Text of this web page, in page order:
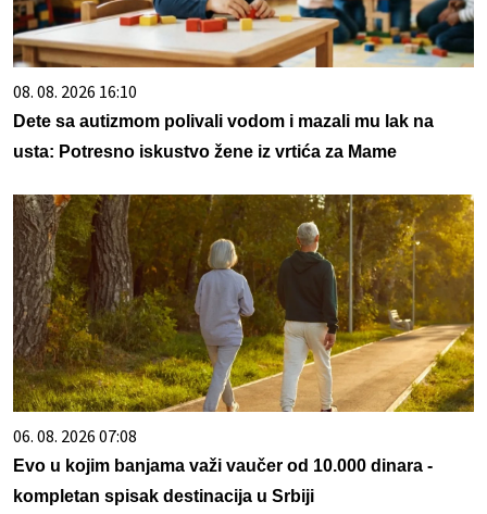
08. 08. 2026 16:10
Dete sa autizmom polivali vodom i mazali mu lak na
usta: Potresno iskustvo žene iz vrtića za Mame
06. 08. 2026 07:08
Evo u kojim banjama važi vaučer od 10.000 dinara -
kompletan spisak destinacija u Srbiji